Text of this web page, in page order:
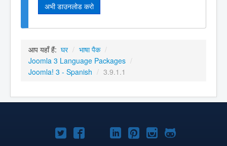
अभी डाउनलोड करो
आप यहाँ हैं: घर / भाषा पैक /
Joomla 3 Language Packages /
Joomla! 3 - Spanish / 3.9.1.1
Joomla!Joomla!Joomla!
Joomla!Joomla!
Joomla!Joomla!